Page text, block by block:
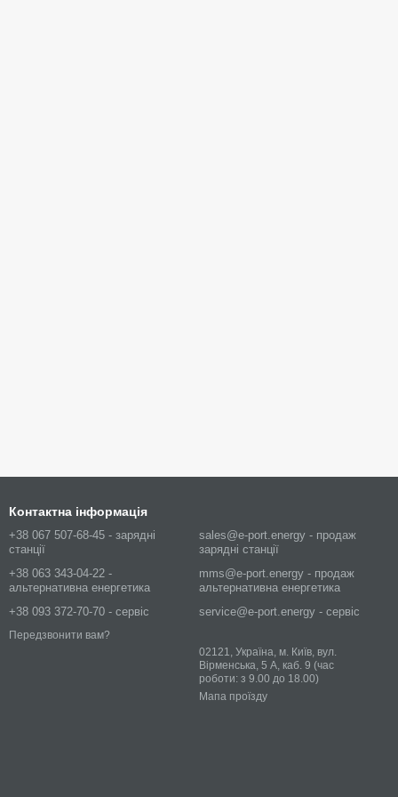
Контактна інформація
+38 067 507-68-45 - зарядні
станції
+38 063 343-04-22 -
альтернативна енергетика
+38 093 372-70-70 - сервіс
Передзвонити вам?
sales@e-port.energy - продаж
зарядні станції
mms@e-port.energy - продаж
альтернативна енергетика
service@e-port.energy - сервіс
02121, Україна, м. Київ, вул.
Вірменська, 5 А, каб. 9 (час
роботи: з 9.00 до 18.00)
Мапа проїзду